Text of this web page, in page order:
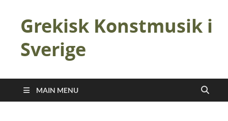
Grekisk Konstmusik i
Sverige
MAIN MENU